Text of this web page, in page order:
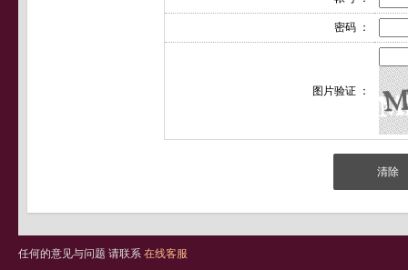
密码 ：
图片验证 ：
任何的意见与问题 请联系 在线客服